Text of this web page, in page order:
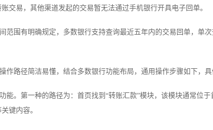
交易，其他渠道发起的交易暂无法通过手机银行开具电子回单。
范围有明确规定，多数银行支持查询最近五年内的交易回单，单
作路径简洁易懂，结合多数银行功能布局，通用操作步骤如下，具
能。第一种的路径为：首页找到“转账汇款”模块，该模块通常位
键内容。